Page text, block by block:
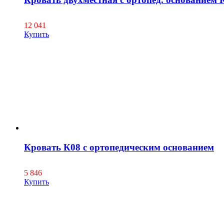
12 041
Купить
Кровать К08 с ортопедическим основанием
5 846
Купить